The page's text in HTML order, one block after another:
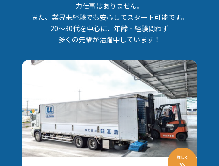
力仕事はありません。
また、業界未経験でも安心してスタート可能です。
20～30代を中心に、年齢・経験問わず
多くの先輩が活躍中しています！